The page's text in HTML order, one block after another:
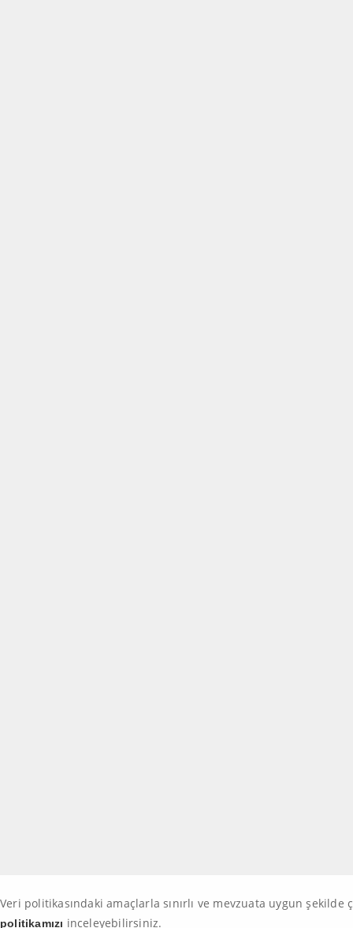
Veri politikasındaki amaçlarla sınırlı ve mevzuata uygun
politikamızı inceleyebilirsiniz.